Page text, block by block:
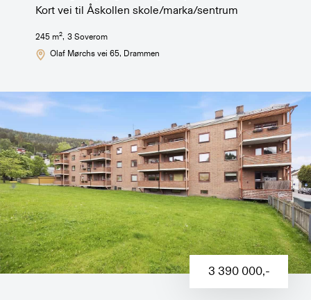
Kort vei til Åskollen skole/marka/sentrum
245 m2, 3Soverom
Olaf Mørchs vei 65, Drammen
3 390 000,-